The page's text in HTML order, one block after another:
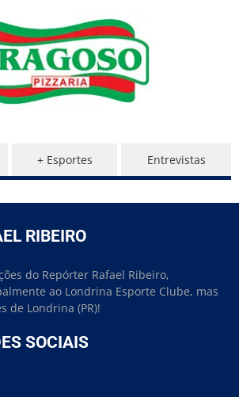
+ Esportes Entrevistas
RIBEIRO
do Repórter Rafael Ribeiro,
ao Londrina Esporte Clube, mas
de Londrina (PR)!
SOCIAIS